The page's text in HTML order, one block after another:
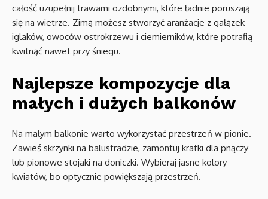
całość uzupełnij trawami ozdobnymi, które ładnie poruszają
się na wietrze. Zimą możesz stworzyć aranżacje z gałązek
iglaków, owoców ostrokrzewu i ciemierników, które potrafią
kwitnąć nawet przy śniegu.
Najlepsze kompozycje dla
małych i dużych balkonów
Na małym balkonie warto wykorzystać przestrzeń w pionie.
Zawieś skrzynki na balustradzie, zamontuj kratki dla pnączy
lub pionowe stojaki na doniczki. Wybieraj jasne kolory
kwiatów, bo optycznie powiększają przestrzeń.